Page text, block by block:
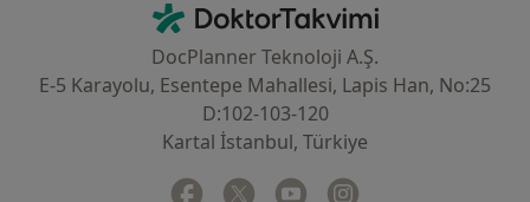
DoktorTakvimi - Ana Sayfa
DocPlanner Teknoloji A.Ş.
E-5 Karayolu, Esentepe Mahallesi, Lapis Han, No:25
D:102-103-120
Kartal İstanbul, Türkiye
Facebook
yeni bir sekmede açılır
Twitter
yeni bir sekmede açılır
Youtube
yeni bir sekmede açılır